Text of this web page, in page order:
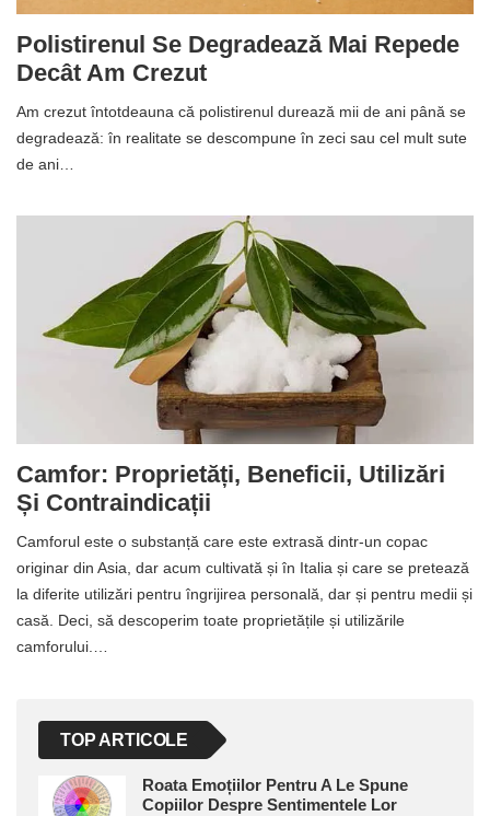
Polistirenul Se Degradează Mai Repede
Decât Am Crezut
Am crezut întotdeauna că polistirenul durează mii de ani până se
degradează: în realitate se descompune în zeci sau cel mult sute
de ani…
Camfor: Proprietăți, Beneficii, Utilizări
Și Contraindicații
Camforul este o substanță care este extrasă dintr-un copac
originar din Asia, dar acum cultivată și în Italia și care se pretează
la diferite utilizări pentru îngrijirea personală, dar și pentru medii și
casă. Deci, să descoperim toate proprietățile și utilizările
camforului.…
TOP ARTICOLE
Roata Emoțiilor Pentru A Le Spune
Copiilor Despre Sentimentele Lor